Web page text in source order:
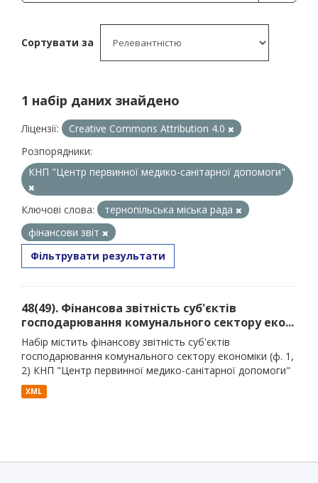
Сортувати за
1 набір даних знайдено
Ліцензії:
Creative Commons Attribution 4.0
Розпорядники:
КНП "Центр первинної медико-санітарної допомоги"
Ключові слова:
тернопільська міська рада
фінансови звіт
Фільтрувати результати
48(49). Фінансова звітність суб'єктів
господарювання комунального сектору еко...
Набір містить фінансову звітність суб'єктів
господарювання комунального сектору економіки (ф. 1,
2) КНП "Центр первинної медико-санітарної допомоги"
XML